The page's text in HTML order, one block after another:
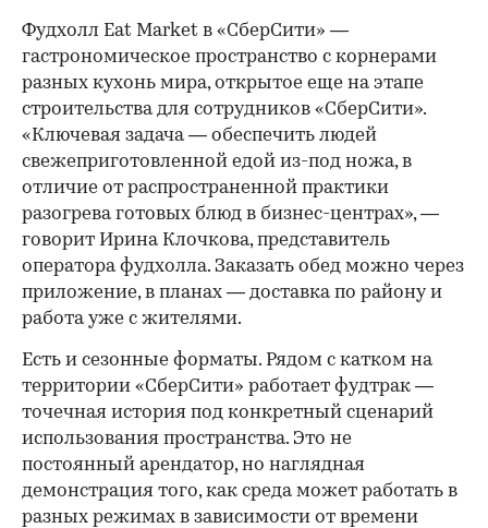
Фудхолл Eat Market в «СберСити» —
гастрономическое пространство с корнерами
разных кухонь мира, открытое еще на этапе
строительства для сотрудников «СберСити».
«Ключевая задача — обеспечить людей
свежеприготовленной едой из-под ножа, в
отличие от распространенной практики
разогрева готовых блюд в бизнес-центрах», —
говорит Ирина Клочкова, представитель
оператора фудхолла. Заказать обед можно через
приложение, в планах — доставка по району и
работа уже с жителями.
Есть и сезонные форматы. Рядом с катком на
территории «СберСити» работает фудтрак —
точечная история под конкретный сценарий
использования пространства. Это не
постоянный арендатор, но наглядная
демонстрация того, как среда может работать в
разных режимах в зависимости от времени